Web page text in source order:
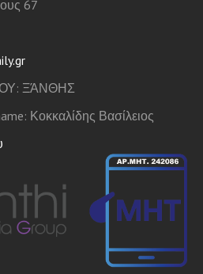
67
ΞΆΝΘΗΣ
Κοκκαλίδης Βασίλειος